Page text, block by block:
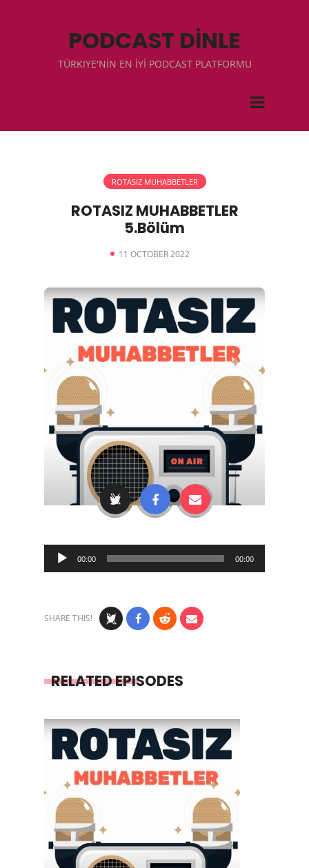
PODCAST DİNLE
TÜRKIYE'NİN EN İYİ PODCAST PLATFORMU
ROTASIZ MUHABBETLER
ROTASIZ MUHABBETLER
5.Bölüm
11 OCTOBER 2022
Audio
Player
00:00 00:00
SHARE THIS!
RELATED EPISODES